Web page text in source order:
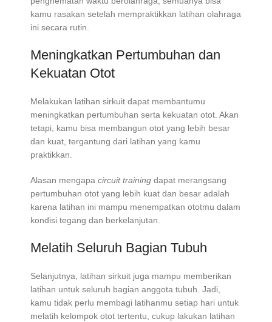
kamu rasakan setelah mempraktikkan latihan olahraga
ini secara rutin.
Meningkatkan Pertumbuhan dan
Kekuatan Otot
Melakukan latihan sirkuit dapat membantumu
meningkatkan pertumbuhan serta kekuatan otot. Akan
tetapi, kamu bisa membangun otot yang lebih besar
dan kuat, tergantung dari latihan yang kamu
praktikkan.
Alasan mengapa circuit training dapat merangsang
pertumbuhan otot yang lebih kuat dan besar adalah
karena latihan ini mampu menempatkan ototmu dalam
kondisi tegang dan berkelanjutan.
Melatih Seluruh Bagian Tubuh
Selanjutnya, latihan sirkuit juga mampu memberikan
latihan untuk seluruh bagian anggota tubuh. Jadi,
kamu tidak perlu membagi latihanmu setiap hari untuk
melatih kelompok otot tertentu, cukup lakukan latihan